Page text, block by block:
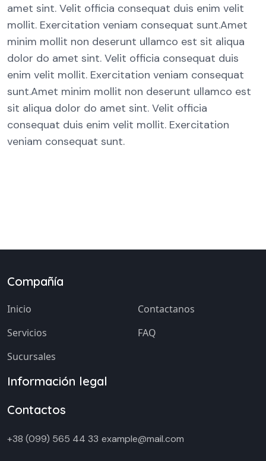
amet sint. Velit officia consequat duis enim velit
mollit. Exercitation veniam consequat sunt.Amet
minim mollit non deserunt ullamco est sit aliqua
dolor do amet sint. Velit officia consequat duis
enim velit mollit. Exercitation veniam consequat
sunt.Amet minim mollit non deserunt ullamco est
sit aliqua dolor do amet sint. Velit officia
consequat duis enim velit mollit. Exercitation
veniam consequat sunt.
Compañía
Inicio
Servicios
Sucursales
Contactanos
FAQ
Información legal
Contactos
+38 (099) 565 44 33 example@mail.com